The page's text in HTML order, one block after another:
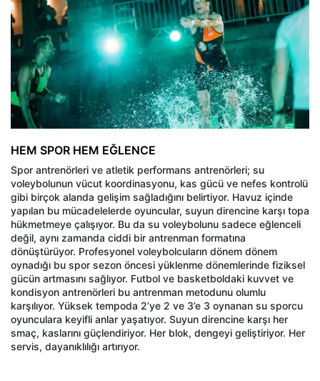
HEM SPOR HEM EĞLENCE
Spor antrenörleri ve atletik performans antrenörleri; su
voleybolunun vücut koordinasyonu, kas gücü ve nefes kontrolü
gibi birçok alanda gelişim sağladığını belirtiyor. Havuz içinde
yapılan bu mücadelelerde oyuncular, suyun direncine karşı topa
hükmetmeye çalışıyor. Bu da su voleybolunu sadece eğlenceli
değil, aynı zamanda ciddi bir antrenman formatına
dönüştürüyor. Profesyonel voleybolcuların dönem dönem
oynadığı bu spor sezon öncesi yüklenme dönemlerinde fiziksel
gücün artmasını sağlıyor. Futbol ve basketboldaki kuvvet ve
kondisyon antrenörleri bu antrenman metodunu olumlu
karşılıyor. Yüksek tempoda 2’ye 2 ve 3’e 3 oynanan su sporcu
oyunculara keyifli anlar yaşatıyor. Suyun direncine karşı her
smaç, kaslarını güçlendiriyor. Her blok, dengeyi geliştiriyor. Her
servis, dayanıklılığı artırıyor.